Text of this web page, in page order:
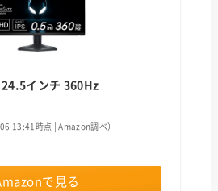
インチ 360Hz
13:41時点 | Amazon調べ）
で見る